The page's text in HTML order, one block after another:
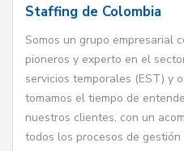
Staffing de Colombia
Somos un grupo empresarial
pioneros y experto en el
servicios temporales (EST) y
tomamos el tiempo de
nuestros clientes, con un
todos los procesos de gestión